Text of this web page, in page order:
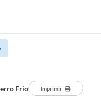
Frio Imprimir